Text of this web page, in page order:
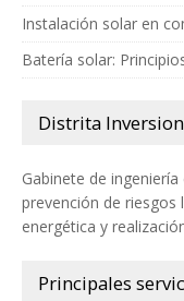
Instalación solar en
Batería solar:
Distrita
Gabinete de
prevención de riesgos
energética y
Principales